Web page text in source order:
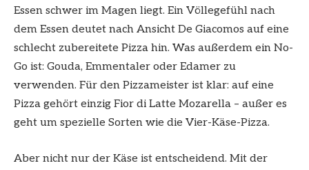
Essen schwer im Magen liegt. Ein Völlegefühl nach
dem Essen deutet nach Ansicht De Giacomos auf eine
schlecht zubereitete Pizza hin. Was außerdem ein No-
Go ist: Gouda, Emmentaler oder Edamer zu
verwenden. Für den Pizzameister ist klar: auf eine
Pizza gehört einzig Fior di Latte Mozarella – außer es
geht um spezielle Sorten wie die Vier-Käse-Pizza.
Aber nicht nur der Käse ist entscheidend. Mit der